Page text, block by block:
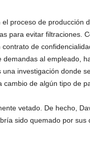
el proceso de producción
para evitar filtraciones.
de
al empleado,
investigación donde
de algún tipo de
vetado. De hecho,
sido quemado por sus